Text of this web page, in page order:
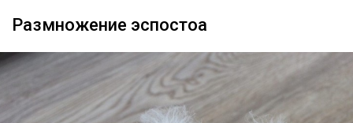
Размножение эспостоа